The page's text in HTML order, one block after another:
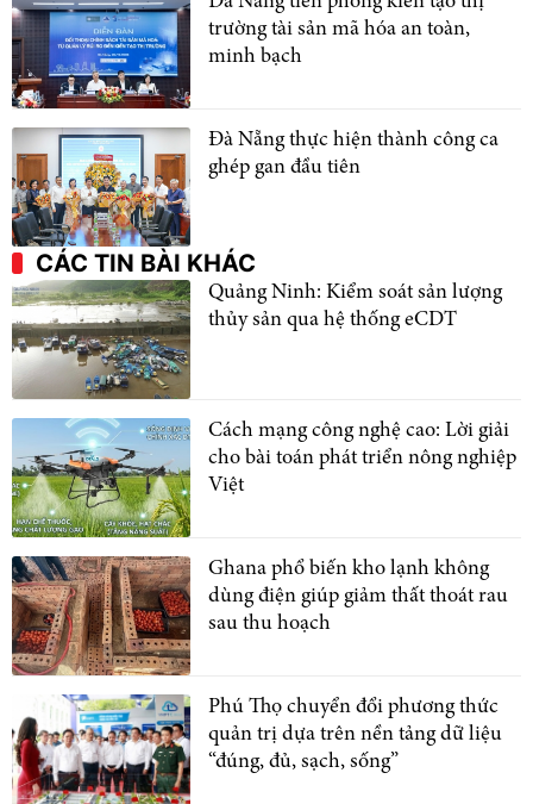
trường tài sản mã hóa an toàn,
minh bạch
Đà Nẵng thực hiện thành công ca
ghép gan đầu tiên
CÁC TIN BÀI KHÁC
Quảng Ninh: Kiểm soát sản lượng
thủy sản qua hệ thống eCDT
Cách mạng công nghệ cao: Lời giải
cho bài toán phát triển nông nghiệp
Việt
Ghana phổ biến kho lạnh không
dùng điện giúp giảm thất thoát rau
sau thu hoạch
Phú Thọ chuyển đổi phương thức
quản trị dựa trên nền tảng dữ liệu
“đúng, đủ, sạch, sống”